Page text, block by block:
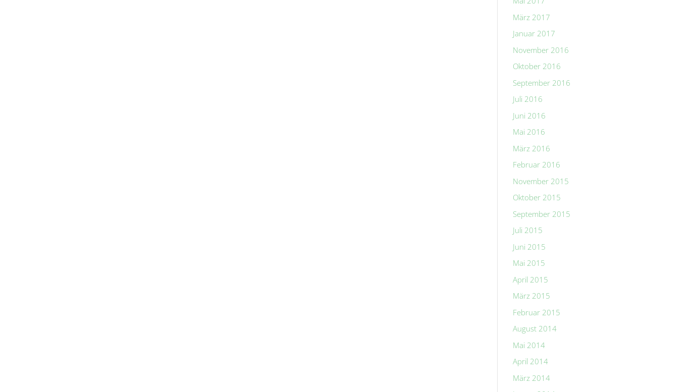
März 2017
Januar 2017
November 2016
Oktober 2016
September 2016
Juli 2016
Juni 2016
Mai 2016
März 2016
Februar 2016
November 2015
Oktober 2015
September 2015
Juli 2015
Juni 2015
Mai 2015
April 2015
März 2015
Februar 2015
August 2014
Mai 2014
April 2014
März 2014